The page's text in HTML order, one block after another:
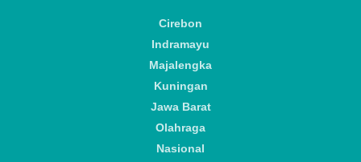
Cirebon
Indramayu
Majalengka
Kuningan
Jawa Barat
Olahraga
Nasional